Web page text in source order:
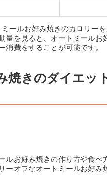
ミールお好み焼きのカロリー
量を見ると、オートミールお
消費をすることが可能です。
焼きのダイエッ
ルお好み焼きの作り方や食べ
ーオフなオートミールお好み